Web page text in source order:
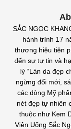
SẮC NGỌC
hành trình 17
thương hiệu tiên
đến sự tự tin và
lý “Làn da đẹp
ngừng đổi mới,
các dòng Mỹ
nét đẹp tự nhiên
thuộc như Kem
Viên Uống Sắc